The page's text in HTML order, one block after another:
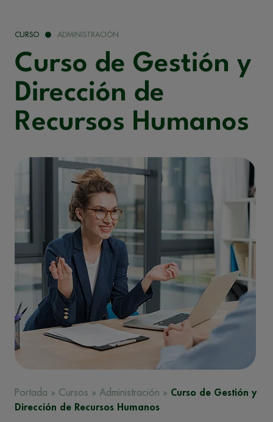
CURSO ADMINISTRACIÓN
Curso de Gestión y
Dirección de
Recursos Humanos
Portada » Cursos » Administración » Curso de Gestión y
Dirección de Recursos Humanos